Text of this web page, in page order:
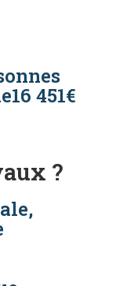
451€
?